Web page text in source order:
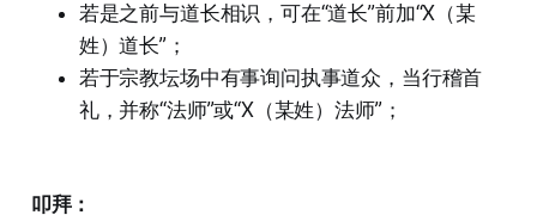
若是之前与道长相识，可在“道长”前加“X（某
姓）道长”；
若于宗教坛场中有事询问执事道众，当行稽首
礼，并称“法师”或“X（某姓）法师”；
叩拜：